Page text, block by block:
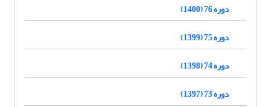
دوره 76 (1400)
دوره 75 (1399)
دوره 74 (1398)
دوره 73 (1397)